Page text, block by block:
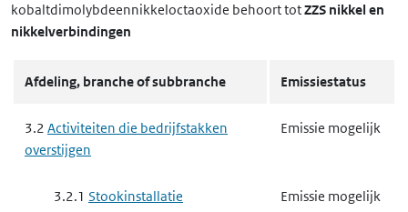
3.3.6 Basismetaal
een ippc-installatie voor het maken
3.3.6 c
installatie voor het maken van ijzer of
kobaltdimolybdeennikkeloctaoxide behoort totZZS nikkel en
nikkelverbindingen
Afdeling, branche of subbranche Emissiestatus
3.2 Activiteiten die bedrijfstakken
overstijgen
Emissie mogelijk
3.2.1 Stookinstallatie Emissie mogelijk